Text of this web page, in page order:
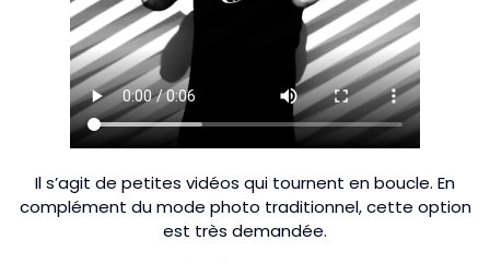
Il s’agit de petites vidéos qui tournent en boucle. En
complément du mode photo traditionnel, cette option
est très demandée.